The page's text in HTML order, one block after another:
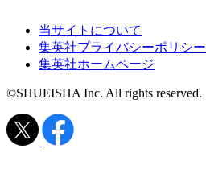
当サイトについて
集英社プライバシーポリシー
集英社ホームページ
©SHUEISHA Inc. All rights reserved.